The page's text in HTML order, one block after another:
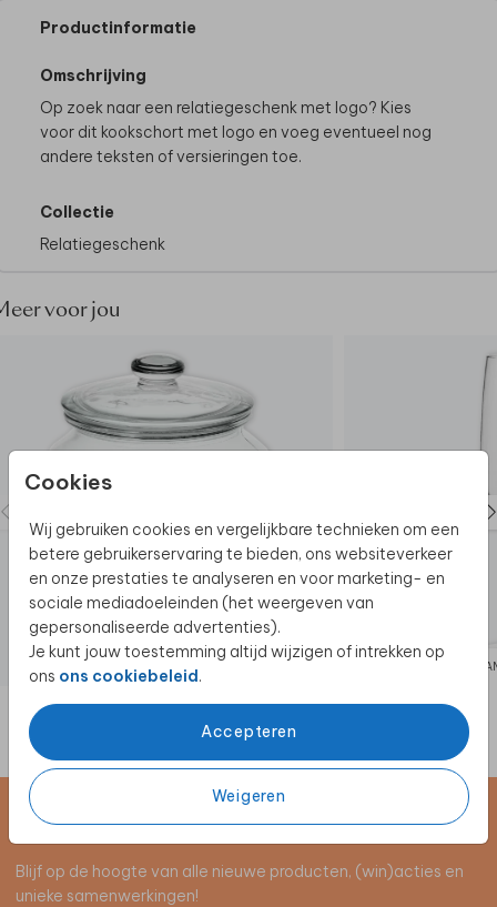
Cookies
Wij gebruiken cookies en vergelijkbare technieken om een
betere gebruikerservaring te bieden, ons websiteverkeer
en onze prestaties te analyseren en voor marketing- en
sociale mediadoeleinden (het weergeven van
gepersonaliseerde advertenties).
Je kunt jouw toestemming altijd wijzigen of intrekken op
ons ons cookiebeleid.
Accepteren
Weigeren
Productinformatie
Omschrijving
Op zoek naar een relatiegeschenk met logo? Kies
voor dit kookschort met logo en voeg eventueel nog
andere teksten of versieringen toe.
Collectie
Relatiegeschenk
voor jou
SNOEPPOT
Schrijf je in voor de nieuwsbrief
Blijf op de hoogte van alle nieuwe producten, (win)acties en
unieke samenwerkingen!